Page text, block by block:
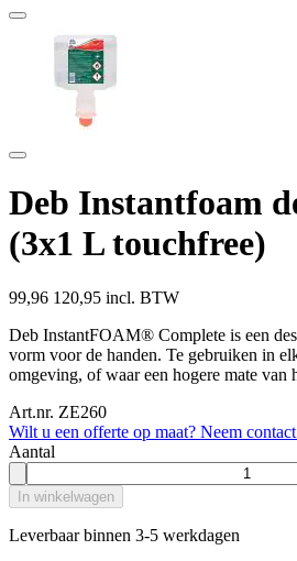
Deb Instantfoam
(3x1 L touchfree)
99,96 120,95 incl. BTW
Deb InstantFOAM® Complete is een
vorm voor de handen. Te gebruiken in
omgeving, of waar een hogere mate van
Art.nr. ZE260
Wilt u een offerte op maat? Neem
Aantal
In winkelwagen
Leverbaar binnen 3-5 werkdagen